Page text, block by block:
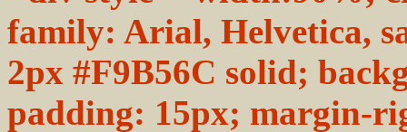
family: Arial, Helvetica,
2px #F9B56C solid;
padding: 15px; margin-